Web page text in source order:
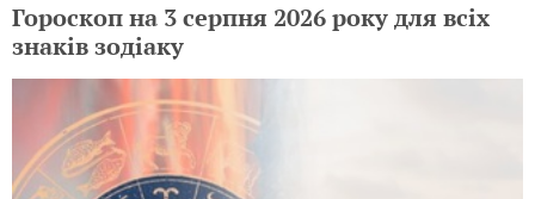
Гороскоп на 3 серпня 2026 року для всіх
знаків зодіаку